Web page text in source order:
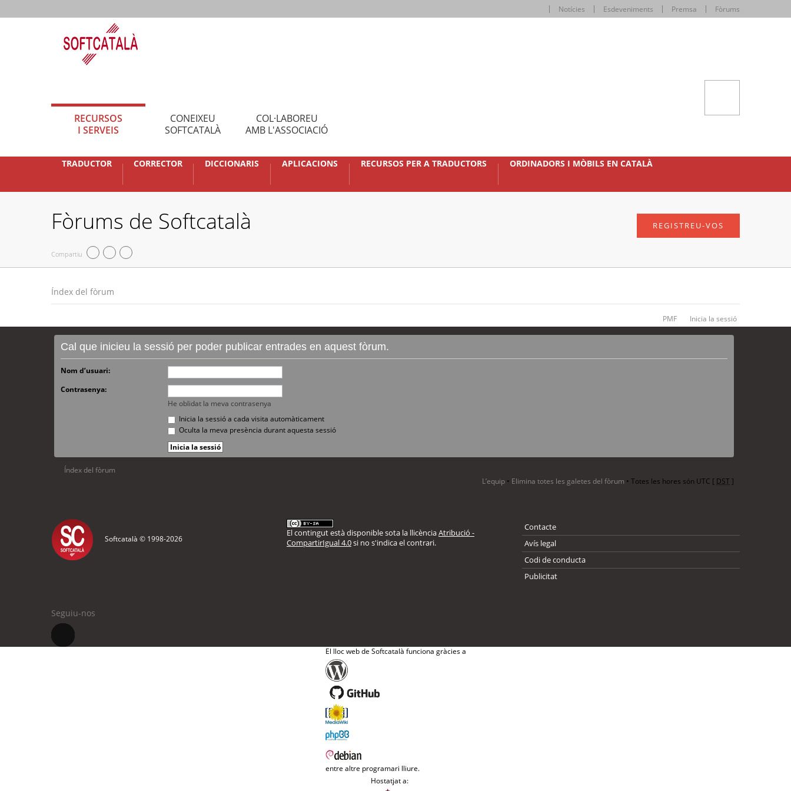
Notícies Esdeveniments Premsa Fòrums
RECURSOS
I SERVEIS
CONEIXEU
SOFTCATALÀ
COL·LABOREU
AMB L'ASSOCIACIÓ
TRADUCTOR CORRECTOR DICCIONARIS APLICACIONS RECURSOS PER A TRADUCTORS ORDINADORS I MÒBILS EN CATALÀ
Fòrums de Softcatalà
Compartiu
REGISTREU-VOS
Índex del fòrum
PMF Inicia la sessió
Cal que inicieu la sessió per poder publicar entrades en aquest fòrum.
Nom d’usuari:
Contrasenya:
He oblidat la meva contrasenya
Inicia la sessió a cada visita automàticament
Oculta la meva presència durant aquesta sessió
Índex del fòrum
L’equip • Elimina totes les galetes del fòrum • Totes les hores són UTC [ DST]
Softcatalà © 1998-2026
El contingut està disponible sota la llicènciaAtribució -
CompartirIgual 4.0si no s'indica el contrari.
Contacte
Avís legal
Codi de conducta
Publicitat
Seguiu-nos
El lloc web de Softcatalà funciona gràcies a
entre altre programari lliure.
Hostatjat a: